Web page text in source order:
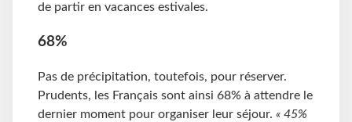
de partir en vacances estivales.
68%
Pas de précipitation, toutefois, pour réserver.
Prudents, les Français sont ainsi 68% à attendre le
dernier moment pour organiser leur séjour. « 45%